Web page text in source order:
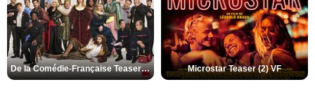
De la Comédie-Française Teaser (3) VF Microstar Teaser (2) VF